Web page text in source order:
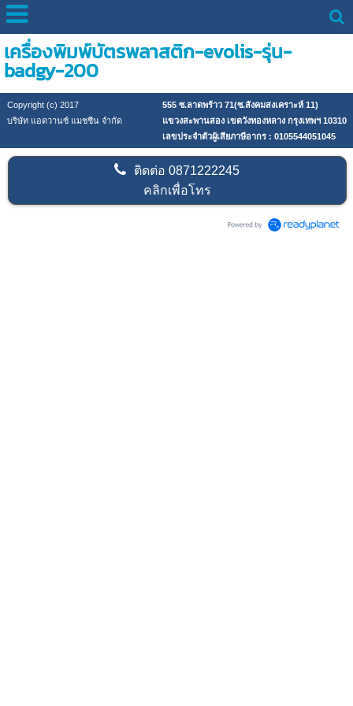
เครื่องพิมพ์บัตรพลาสติก-evolis-รุ่น-
badgy-200
Copyright (c) 2017
555 ซ.ลาดพร้าว 71(ซ.สังคมสงเคราะห์ 11)
บริษัท แอดวานซ์ แมชชีน จำกัด
แขวงสะพานสอง เขตวังทองหลาง กรุงเทพฯ 10310
เลขประจำตัวผู้เสียภาษีอากร : 0105544051045
ติดต่อ0871222245
คลิกเพื่อโทร